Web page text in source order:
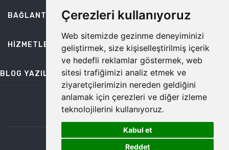
Çerezleri kullanıyoruz
Web sitemizde gezinme deneyiminizi
geliştirmek, size kişiselleştirilmiş içerik
ve hedefli reklamlar göstermek, web
sitesi trafiğimizi analiz etmek ve
ziyaretçilerimizin nereden geldiğini
anlamak için çerezleri ve diğer izleme
teknolojilerini kullanıyoruz.
Kabul et
Reddet
BAĞLANTILAR
HIZMETLER
BLOG YAZILARI
bilgi@temiz.co
©2026 Temiz, Her Hakkı Saklıdır.